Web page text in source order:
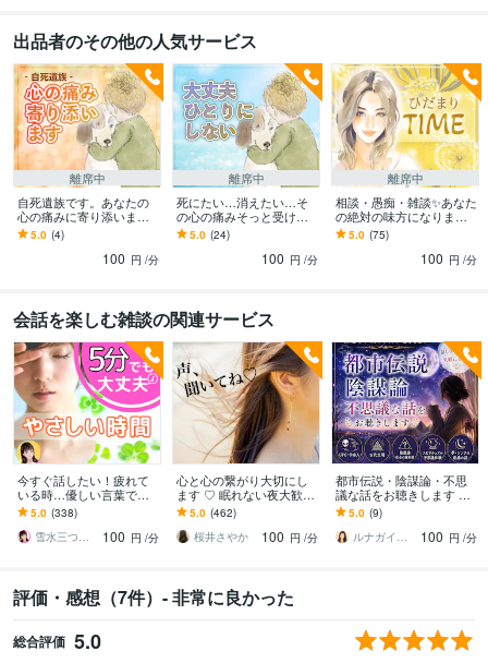
悩み相談 自死 自殺 愚痴 うつ 双極性障害
語学力
中国語 日常会話レベル
出品者のその他の人気サービス
離席中
自死遺族です。あなたの
心の痛みに寄り添います
[自死遺族] 当事者のカウン
セラーがしっかりお聴き
5.0 (4)
100 円 /分
離席中
死にたい…消えたい…そ
の心の痛みそっと受け止
めます 励まされるのもツ
ライ…あなたがそんな気
持ちの時ただ側にいます
5.0 (24)
100 円 /分
離席中
相談・愚痴・雑談✨️あなた
の絶対の味方になります
人づきあい・仕事・人
生・結婚・離婚・心の悩
み・日々のこと✨️
5.0 (75)
100 円 /分
会話を楽しむ雑談の関連サービス
今すぐ話したい！疲れて
いる時…優しい言葉で話
します 何でもどうぞ✨愚
痴/恋愛♡/雑談/寂しい/モ
ヤモヤ/楽しい♪
5.0 (338)
雪水三つ葉☘️あったかコミュニケーション
100 円 /分
心と心の繋がり大切にし
ます ♡ 眠れない夜大歓迎
♡私もなかなか寝れない
人なの
5.0 (462)
桜井さやか
100 円 /分
都市伝説・陰謀論・不思
議な話をお聴きします ☘️
周りに話しづらい話題も
気軽にどうぞ☘️
5.0 (9)
ルナガイド✦ 結月 Yuzuki
100 円 /分
評価・感想（7件）- 非常に良かった
総合評価 5.0